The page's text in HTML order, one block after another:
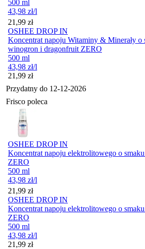
500 ml
43,98 zł/l
Cena
21,99 zł
OSHEE DROP IN
Koncentrat napoju Witaminy & Minerały o
winogron i dragonfruit ZERO
500 ml
43,98 zł/l
Cena
21,99 zł
Przydatny do 12-12-2026
Frisco poleca
OSHEE DROP IN
Koncentrat napoju elektrolitowego o
ZERO
500 ml
43,98 zł/l
Cena
21,99 zł
OSHEE DROP IN
Koncentrat napoju elektrolitowego o
ZERO
500 ml
43,98 zł/l
Cena
21,99 zł